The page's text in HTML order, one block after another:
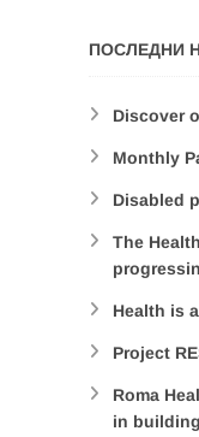
ПОСЛЕДНИ
Discover
Monthly
Disabled
The
Health is
Project
Roma
in